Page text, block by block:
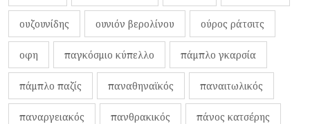
ουζουνίδης ουνιόν βερολίνου ούρος ράτσιτς
οφη παγκόσμιο κύπελλο πάμπλο γκαρσία
πάμπλο παζίς παναθηναϊκός παναιτωλικός
παναργειακός πανθρακικός πάνος κατσέρης